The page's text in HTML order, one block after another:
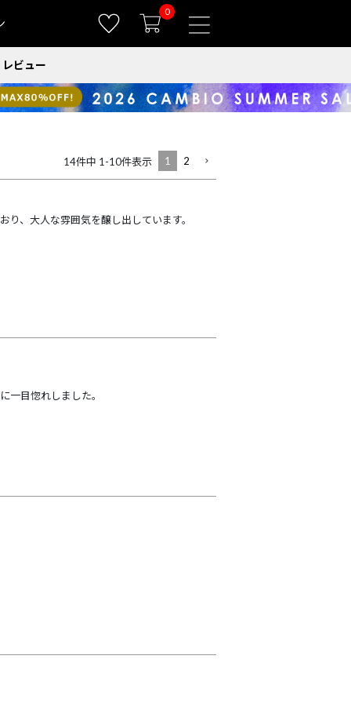
0
レビュー
14件中 1 -10件表示 1 2
、大人な雰囲気を醸し出しています。
一目惚れしました。